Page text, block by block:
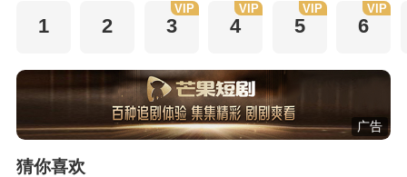
1 2 3
VIP
4
VIP
5
VIP
6
VIP
广告
猜你喜欢